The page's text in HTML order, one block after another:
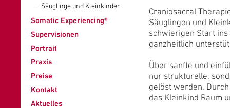
Säuglinge und Kleinkinder
Somatic Experiencing®
Supervisionen
Portrait
Praxis
Preise
Kontakt
Aktuelles
Craniosacral-
Säuglingen und
schwierigen Start
ganzheitlich
Über sanfte und
nur strukturelle,
gelöst werden.
das Kleinkind Raum